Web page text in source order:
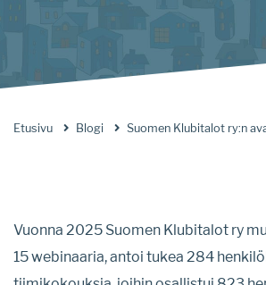
Etusivu Blogi Suomen Klubitalot ry:n
Vuonna 2025 Suomen Klubitalot ry
15 webinaaria, antoi tukea 284